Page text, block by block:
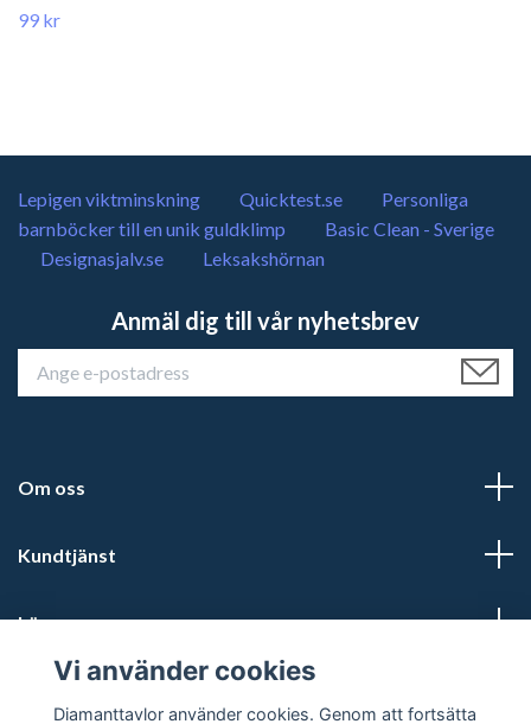
99 kr
Lepigen viktminskning Quicktest.se
Personliga
barnböcker till en unik guldklimp
Basic Clean - Sverige
Designasjalv.se
Leksakshörnan
Anmäl dig till vår nyhetsbrev
Om oss
Kundtjänst
Läs mer
Vi använder cookies
Diamanttavlor använder cookies. Genom att fortsätta